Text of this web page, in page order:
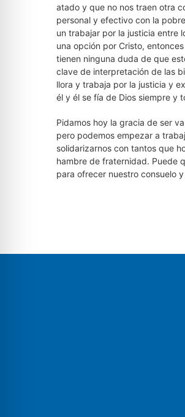
atado y que no nos traen otra
personal y efectivo con la
un trabajar por la justicia entre
una opción por Cristo,
tienen ninguna duda de que
clave de interpretación de las
llora y trabaja por la justicia y
él y él se fía de Dios siempre y
Pidamos hoy la gracia de ser
pero podemos empezar a
solidarizarnos con tantos que
hambre de fraternidad. Puede
para ofrecer nuestro consuelo